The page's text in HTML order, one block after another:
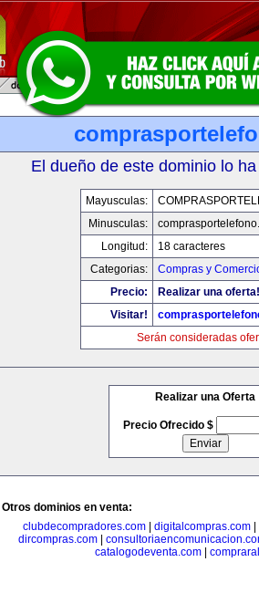
El dueño de este dominio lo
Mayusculas:
Minusculas:
Longitud:
18 caracteres
Categorias:
Compras y
Precio:
Realizar una oferta!
Visitar!
Serán consideradas
Realizar una Oferta
Precio Ofrecido $
Otros dominios en venta:
clubdecompradores.com
digitalcompras.com
dircompras.com
catalogodeventa.com